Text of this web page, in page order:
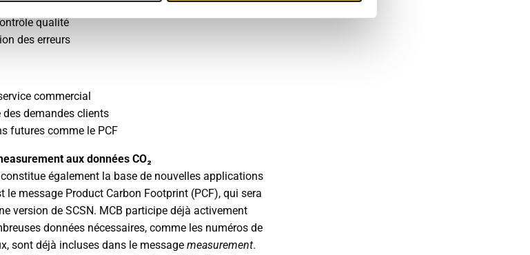
ni d’échange d’e-mails
qualité
des erreurs
commercial
demandes clients
futures comme le PCF
aux données CO₂
constitue également la base de nouvelles applications
le message Product Carbon Footprint (PCF), qui sera
version de SCSN. MCB participe déjà activement
données nécessaires, comme les numéros de
sont déjà incluses dans le message measurement.